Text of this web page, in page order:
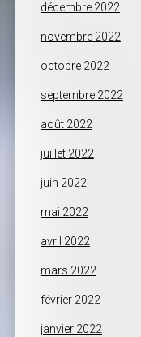
décembre 2022
novembre 2022
octobre 2022
septembre 2022
août 2022
juillet 2022
juin 2022
mai 2022
avril 2022
mars 2022
février 2022
janvier 2022